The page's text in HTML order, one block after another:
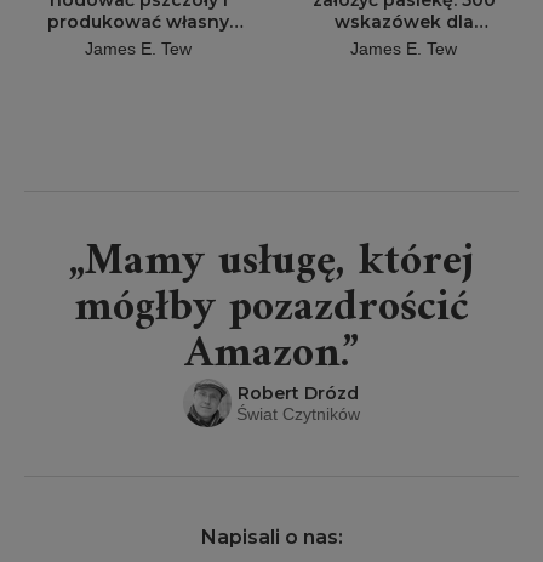
produkować własny
miód
James E. Tew
wskazówek dla
hodowców pszczół
James E. Tew
„Mamy usługę, której
mógłby pozazdrościć
Amazon.”
Robert Drózd
Świat Czytników
Napisali o nas: